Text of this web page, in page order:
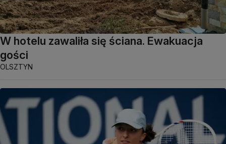
W hotelu zawaliła się ściana. Ewakuacja
gości
OLSZTYN